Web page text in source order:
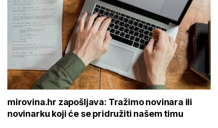
mirovina.hr zapošljava: Tražimo novinara ili
novinarku koji će se pridružiti našem timu